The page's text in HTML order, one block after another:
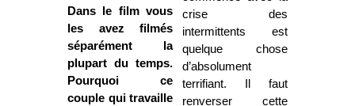
Dans le film vous
les avez filmés
séparément la
plupart du temps.
Pourquoi ce
couple qui travaille
crise des
intermittents est
quelque chose
d’absolument
terrifiant. Il faut
renverser cette